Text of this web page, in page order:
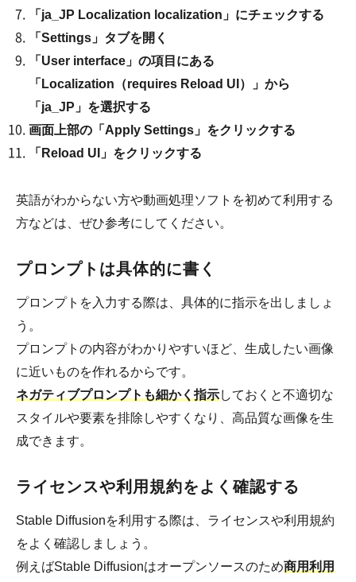
「ja_JP Localization localization」にチェックする
「Settings」タブを開く
「User interface」の項目にある
「Localization（requires Reload UI）」から
「ja_JP」を選択する
画面上部の「Apply Settings」をクリックする
「Reload UI」をクリックする
英語がわからない方や動画処理ソフトを初めて利用する
方などは、ぜひ参考にしてください。
プロンプトは具体的に書く
プロンプトを入力する際は、具体的に指示を出しましょ
う。
プロンプトの内容がわかりやすいほど、生成したい画像
に近いものを作れるからです。
ネガティブプロンプトも細かく指示しておくと不適切な
スタイルや要素を排除しやすくなり、高品質な画像を生
成できます。
ライセンスや利用規約をよく確認する
Stable Diffusionを利用する際は、ライセンスや利用規約
をよく確認しましょう。
例えばStable Diffusionはオープンソースのため商用利用